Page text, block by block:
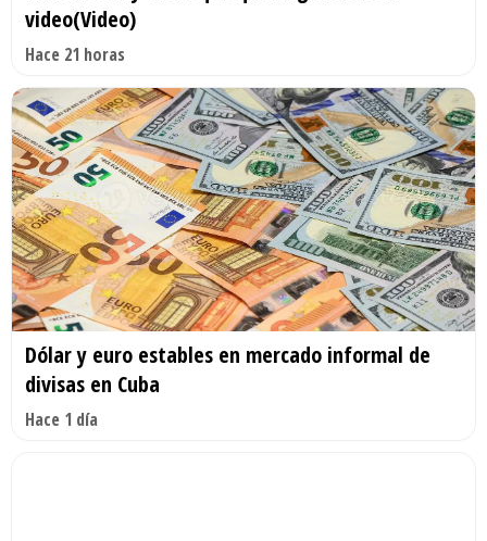
video(Video)
Hace 21 horas
Dólar y euro estables en mercado informal de
divisas en Cuba
Hace 1 día